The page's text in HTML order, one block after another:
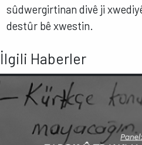
sûdwergirtinan divê ji
destûr bê xwestin.
İlgili Haberler